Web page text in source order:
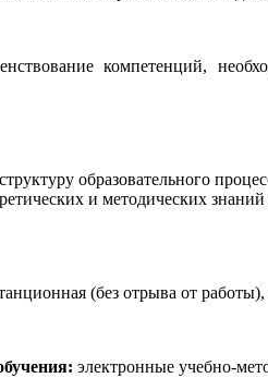
компетенций,
образовательного
и методических
(без отрыва от
электронные учебно-